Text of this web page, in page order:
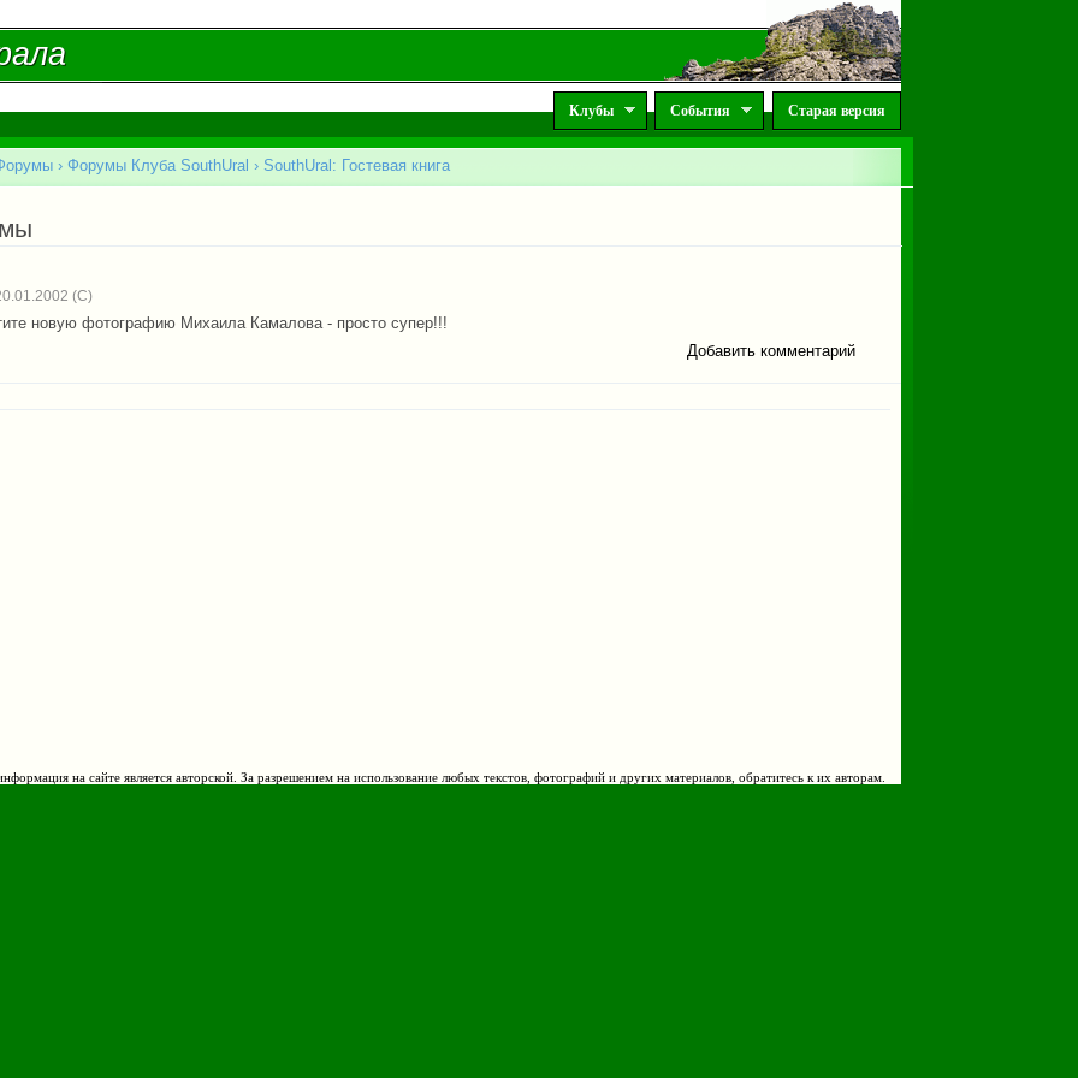
Клубы События Старая версия
› Форумы Клуба SouthUral › SouthUral: Гостевая книга
новую фотографию Михаила Камалова - просто супер!!!
Добавить комментарий
на сайте является авторской. За разрешением на использование любых текстов, фотографий и других материалов, обратитесь к их авторам.